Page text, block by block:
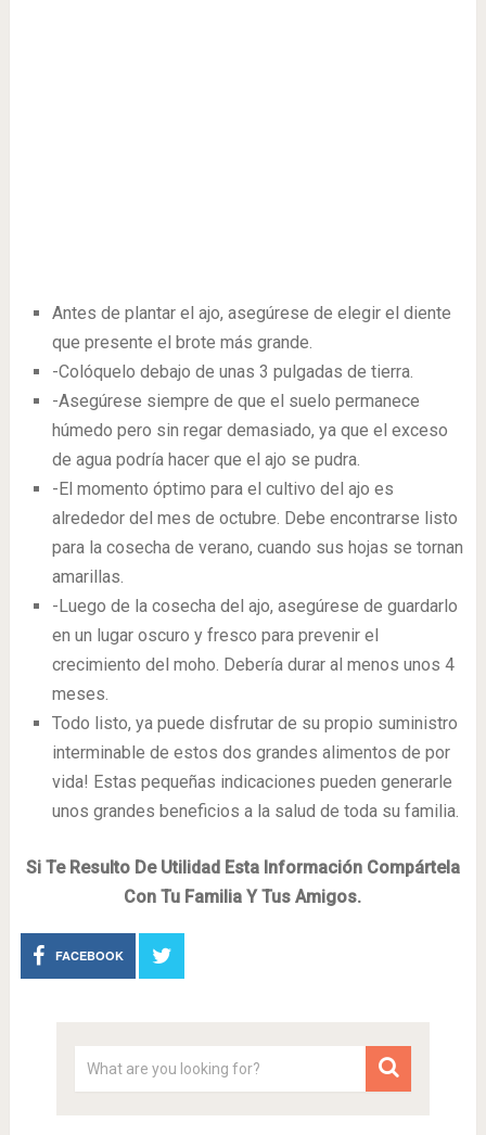
Antes de plantar el ajo, asegúrese de elegir el diente
que presente el brote más grande.
-Colóquelo debajo de unas 3 pulgadas de tierra.
-Asegúrese siempre de que el suelo permanece
húmedo pero sin regar demasiado, ya que el exceso
de agua podría hacer que el ajo se pudra.
-El momento óptimo para el cultivo del ajo es
alrededor del mes de octubre. Debe encontrarse listo
para la cosecha de verano, cuando sus hojas se tornan
amarillas.
-Luego de la cosecha del ajo, asegúrese de guardarlo
en un lugar oscuro y fresco para prevenir el
crecimiento del moho. Debería durar al menos unos 4
meses.
Todo listo, ya puede disfrutar de su propio suministro
interminable de estos dos grandes alimentos de por
vida! Estas pequeñas indicaciones pueden generarle
unos grandes beneficios a la salud de toda su familia.
Si Te Resulto De Utilidad Esta Información Compártela
Con Tu Familia Y Tus Amigos.
FACEBOOK